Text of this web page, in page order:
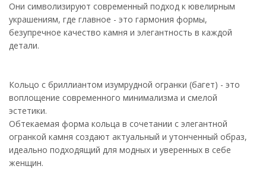
Они символизируют современный подход к ювелирным
украшениям, где главное - это гармония формы,
безупречное качество камня и элегантность в каждой
детали.
Кольцо с бриллиантом изумрудной огранки (багет) - это
воплощение современного минимализма и смелой
эстетики.
Обтекаемая форма кольца в сочетании с элегантной
огранкой камня создают актуальный и утонченный образ,
идеально подходящий для модных и уверенных в себе
женщин.